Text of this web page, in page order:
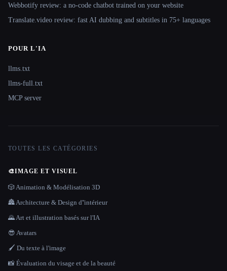
Webbotify review: a no-code chatbot trained on your website
Translate.video review: fast AI dubbing and subtitles in 75+ languages
POUR L'IA
llms.txt
llms-full.txt
MCP server
TOUTES LES CATÉGORIES
🎨IMAGE ET VISUEL
🎲 Animation & Modélisation 3D
🏯 Architecture & Design d''intérieur
🌄 Art et illustration basés sur l'IA
😎 Avatars
🖌️ Du texte à l'image
📸 Évaluation du visage et de la beauté